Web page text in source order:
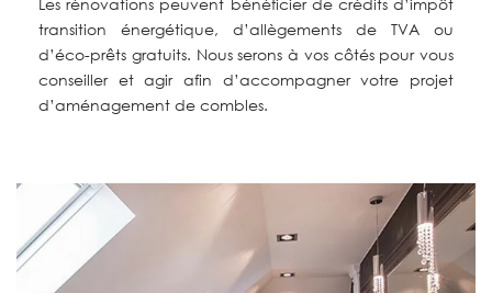
Les rénovations peuvent bénéficier de crédits d’impôt
transition
énergétique, d’allègements de TVA
ou
d’éco-prêts gratuits. Nous serons à vos côtés pour vous
conseiller et agir afin d’accompagner votre
projet
d’aménagement de combles.